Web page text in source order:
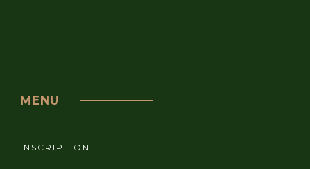
MENU
INSCRIPTION